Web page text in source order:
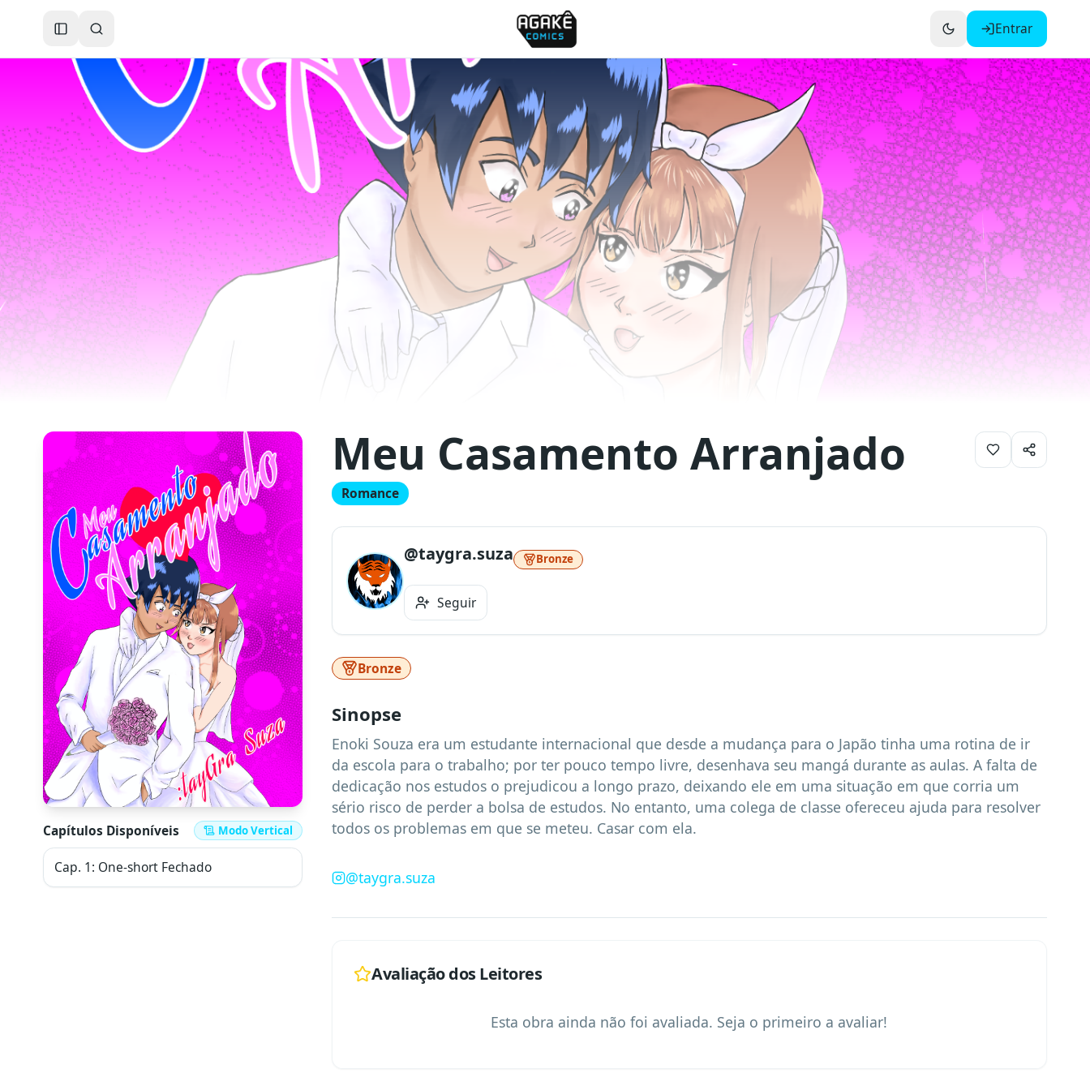
Toggle Sidebar Entrar
Capítulos Disponíveis Modo Vertical
Cap. 1: One-short Fechado
Meu Casamento Arranjado
Romance
@taygra.suza Bronze
Seguir
Bronze
Sinopse
Enoki Souza era um estudante internacional que desde a mudança para o Japão tinha uma rotina de ir
da escola para o trabalho; por ter pouco tempo livre, desenhava seu mangá durante as aulas. A falta de
dedicação nos estudos o prejudicou a longo prazo, deixando ele em uma situação em que corria um
sério risco de perder a bolsa de estudos. No entanto, uma colega de classe ofereceu ajuda para resolver
todos os problemas em que se meteu. Casar com ela.
@taygra.suza
Avaliação dos Leitores
Esta obra ainda não foi avaliada. Seja o primeiro a avaliar!